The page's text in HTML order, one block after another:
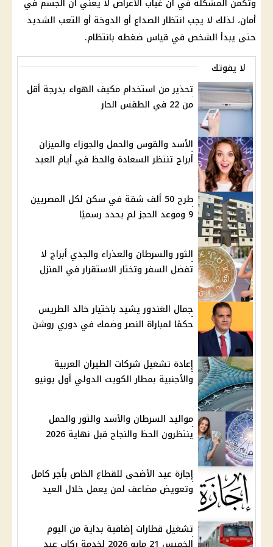
أمان، لذلك لا يجب انتظار الصداع أو الدوخة أو التعب الشديد
حتى يبدأ الشخص في قياس ضغطه بانتظام.
لا يفوتك
تحذير من استخدام مكيف الهواء بدرجة أقل
من 22 في الطقس الحار
الأسد والقوس والحمل والجوزاء والميزان
أبراج تنتظر السعادة والحظ في أيام العيد
طرح 50 ألف شقة في سكن لكل المصريين
9 وموعد الحجز لم يحدد رسميًا
الثور والسرطان والعذراء والجدي أبراج لا
تفضل السفر وتختار الاستقرار في المنزل
جمال الغندور يشيد باختيار خالد الطريس
حكمًا لمباراة النصر وضمك في دوري روشن
إعادة تشغيل شركات الطيران العربية
والأجنبية بمطار الكويت الدولي أول يونيو
مواليد السرطان والأسد والثور والحمل
ينتظرون الحظ والنجاح قبل نهاية 2026
إجازة عيد الأضحى للقطاع الخاص بأجر كامل
وتعويض مضاعف لمن يعمل خلال العيد
تشغيل قطارات إضافية بداية من اليوم